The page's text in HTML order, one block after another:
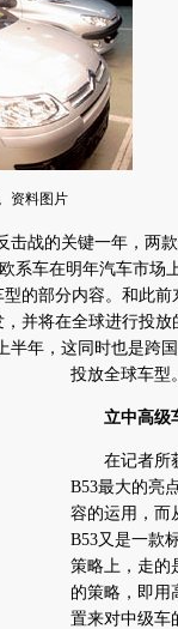
资料图片
击战的关键一年，两
系车在明年汽车市场
的部分内容。和此
并将在全球进行投
半年，这同时也是跨
投放全球车型。
立中高级
在记者所获
B53最大的亮
容的运用，而
B53又是一款
策略上，走的
的策略，即用
置来对中级车